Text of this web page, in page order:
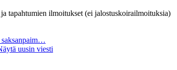
tapahtumien ilmoitukset (ei jalostuskoirailmoituksia)
saksanpaim…
uusin viesti